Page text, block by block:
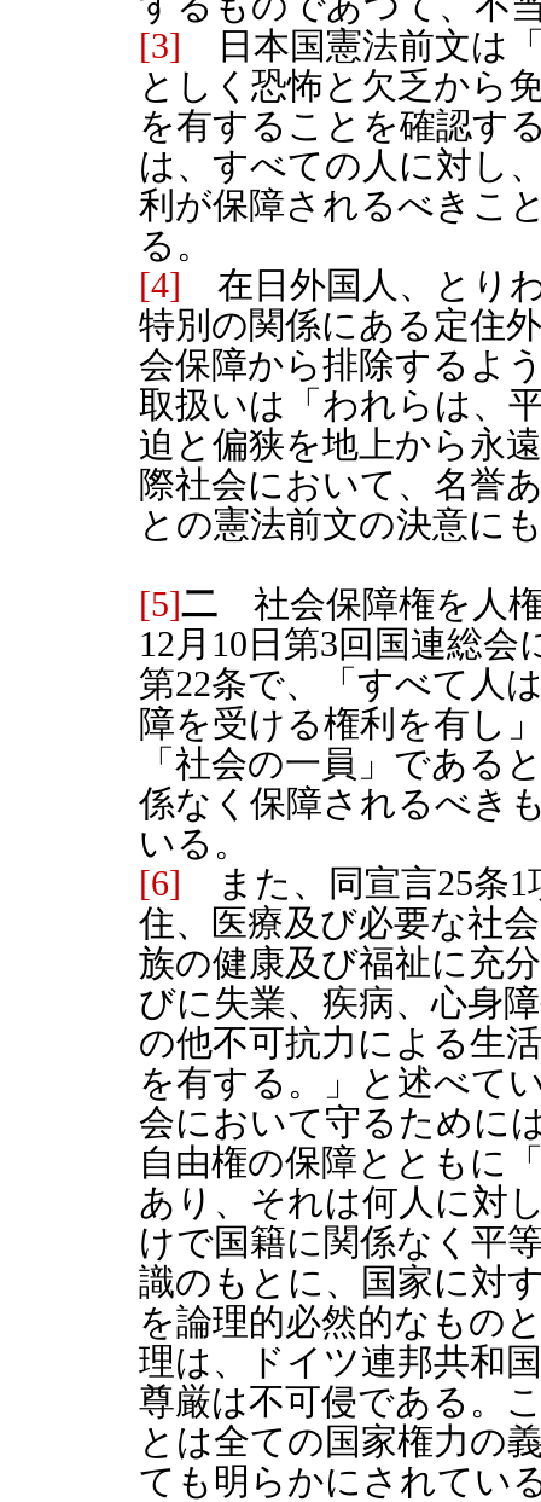
[3] 日本国憲法前文は
としく恐怖と欠乏から
を有することを確認す
は、すべての人に対し
利が保障されるべきこ
る。
[4] 在日外国人、とり
特別の関係にある定住
会保障から排除するよ
取扱いは「われらは、
迫と偏狭を地上から永
際社会において、名誉
との憲法前文の決意に
[5]二 社会保障権を人
12月10日第3回国連総
第22条で、「すべて人
障を受ける権利を有し
「社会の一員」である
係なく保障されるべき
いる。
[6] また、同宣言25条1
住、医療及び必要な社
族の健康及び福祉に充
びに失業、疾病、心身
の他不可抗力による生
を有する。」と述べて
会において守るために
自由権の保障とともに
あり、それは何人に対
けで国籍に関係なく平
識のもとに、国家に対
を論理的必然的なもの
理は、ドイツ連邦共和
尊厳は不可侵である。
とは全ての国家権力の
ても明らかにされてい